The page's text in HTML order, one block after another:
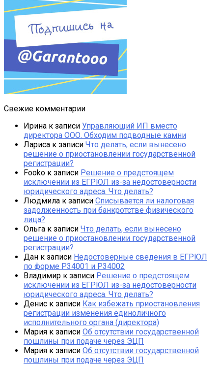
Свежие комментарии
Ирина к записи Управляющий ИП вместо
директора ООО. Обходим подводные камни
Лариса к записи Что делать, если вынесено
решение о приостановлении государственной
регистрации?
Fooko к записи Решение о предстоящем
исключении из ЕГРЮЛ из-за недостоверности
юридического адреса. Что делать?
Людмила к записи Списывается ли налоговая
задолженность при банкротстве физического
лица?
Ольга к записи Что делать, если вынесено
решение о приостановлении государственной
регистрации?
Дан к записи Недостоверные сведения в ЕГРЮЛ
по форме Р34001 и Р34002
Владимир к записи Решение о предстоящем
исключении из ЕГРЮЛ из-за недостоверности
юридического адреса. Что делать?
Денис к записи Как избежать приостановления
регистрации изменения единоличного
исполнительного органа (директора)
Мария к записи Об отсутствии государственной
пошлины при подаче через ЭЦП
Мария к записи Об отсутствии государственной
пошлины при подаче через ЭЦП